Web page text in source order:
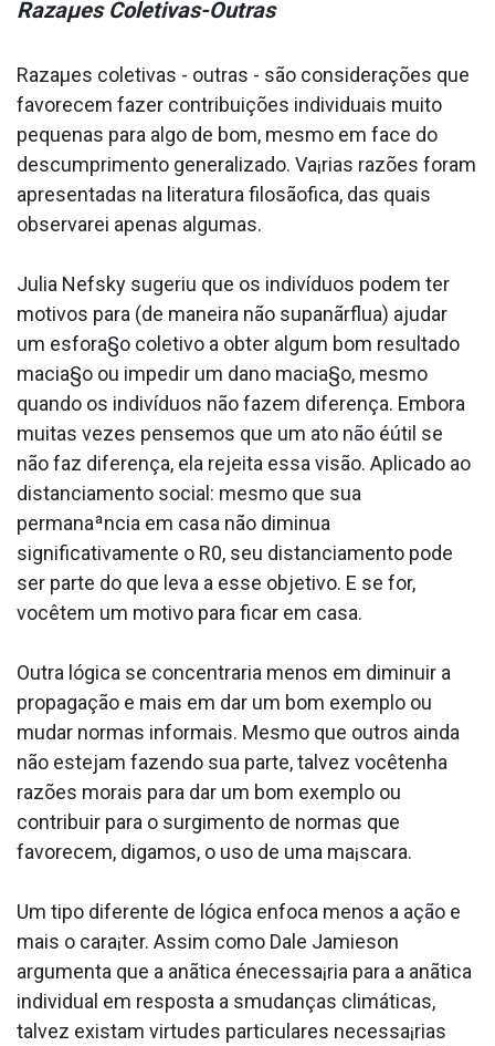
Razaµes Coletivas-Outras
Razaµes coletivas - outras - são considerações que
favorecem fazer contribuições individuais muito
pequenas para algo de bom, mesmo em face do
descumprimento generalizado. Va¡rias razões foram
apresentadas na literatura filosãofica, das quais
observarei apenas algumas.
Julia Nefsky sugeriu que os indivíduos podem ter
motivos para (de maneira não supanãrflua) ajudar
um esfora§o coletivo a obter algum bom resultado
macia§o ou impedir um dano macia§o, mesmo
quando os indivíduos não fazem diferença. Embora
muitas vezes pensemos que um ato não éútil se
não faz diferença, ela rejeita essa visão. Aplicado ao
distanciamento social: mesmo que sua
permanaªncia em casa não diminua
significativamente o R0, seu distanciamento pode
ser parte do que leva a esse objetivo. E se for,
vocêtem um motivo para ficar em casa.
Outra lógica se concentraria menos em diminuir a
propagação e mais em dar um bom exemplo ou
mudar normas informais. Mesmo que outros ainda
não estejam fazendo sua parte, talvez vocêtenha
razões morais para dar um bom exemplo ou
contribuir para o surgimento de normas que
favorecem, digamos, o uso de uma ma¡scara.
Um tipo diferente de lógica enfoca menos a ação e
mais o cara¡ter. Assim como Dale Jamieson
argumenta que a anãtica énecessa¡ria para a anãtica
individual em resposta a smudanças climáticas,
talvez existam virtudes particulares necessa¡rias